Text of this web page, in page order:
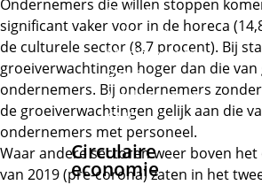
Orde en
veiligheid
Marktsegment
Retail
Marktsegment
CMD
Circulaire
economie
Ondernemers die willen stoppen
significant vaker voor in de horeca
de culturele sector (8,7 procent). Bij
groeiverwachtingen hoger dan die van
ondernemers. Bij ondernemers
de groeiverwachtingen gelijk aan die
ondernemers met personeel.
Waar andere sectoren weer boven het
van 2019 (pre-corona) zaten in het